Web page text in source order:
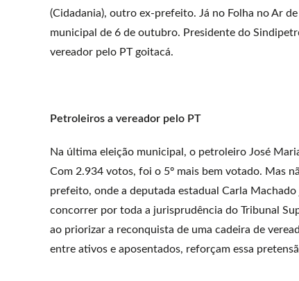
(Cidadania), outro ex-prefeito. Já no Folha no Ar
municipal de 6 de outubro. Presidente do
vereador pelo PT goitacá.
Petroleiros a vereador pelo PT
Na última eleição municipal, o petroleiro José
Com 2.934 votos, foi o 5º mais bem votado. Mas
prefeito, onde a deputada estadual Carla
concorrer por toda a jurisprudência do Tribunal
ao priorizar a reconquista de uma cadeira de
entre ativos e aposentados, reforçam essa